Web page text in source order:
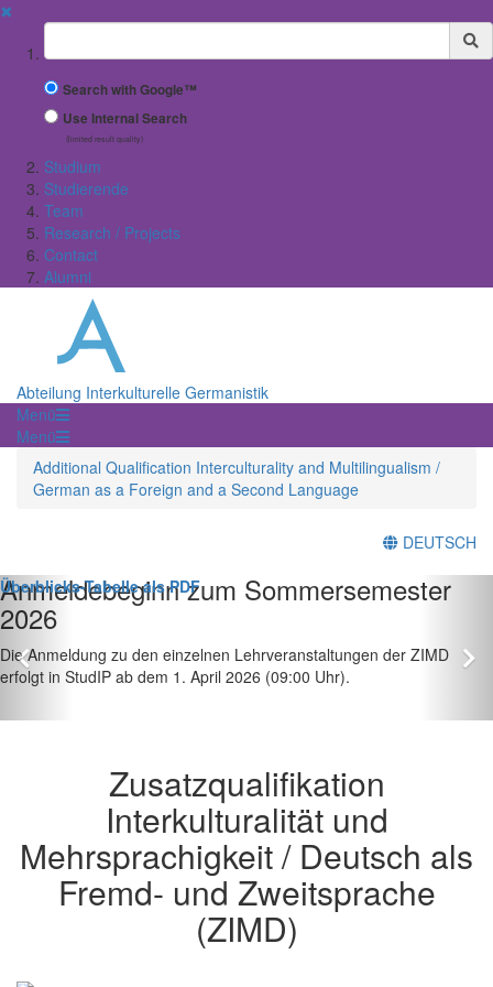
✖
Suchbegriff
Search with Google™
Use Internal Search
(limited result quality)
Studium
Studierende
Team
Research / Projects
Contact
Alumni
Abteilung Interkulturelle Germanistik
Menü
Menü
Additional Qualification Interculturality and Multilingualism /
German as a Foreign and a Second Language
DEUTSCH
Anmeldebeginn zum Sommersemester
2026
Die Anmeldung zu den einzelnen Lehrveranstaltungen der ZIMD
erfolgt in StudIP ab dem 1. April 2026 (09:00 Uhr).
Zurück
Zusatzqualifikation
Interkulturalität und
Mehrsprachigkeit / Deutsch als
Fremd- und Zweitsprache
(ZIMD)
Überblicks-Tabelle als PDF